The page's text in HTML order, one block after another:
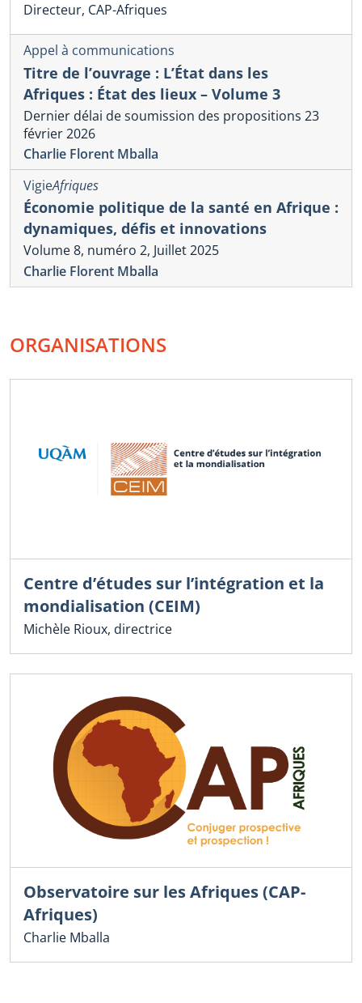
Directeur, CAP-Afriques
Appel à communications
Titre de l’ouvrage : L’État dans les
Afriques : État des lieux – Volume 3
Dernier délai de soumission des propositions 23
février 2026
Charlie Florent Mballa
VigieAfriques
Économie politique de la santé en Afrique :
dynamiques, défis et innovations
Volume 8, numéro 2, Juillet 2025
Charlie Florent Mballa
ORGANISATIONS
Centre d’études sur l’intégration et la
mondialisation (CEIM)
Michèle Rioux, directrice
Observatoire sur les Afriques (CAP-
Afriques)
Charlie Mballa